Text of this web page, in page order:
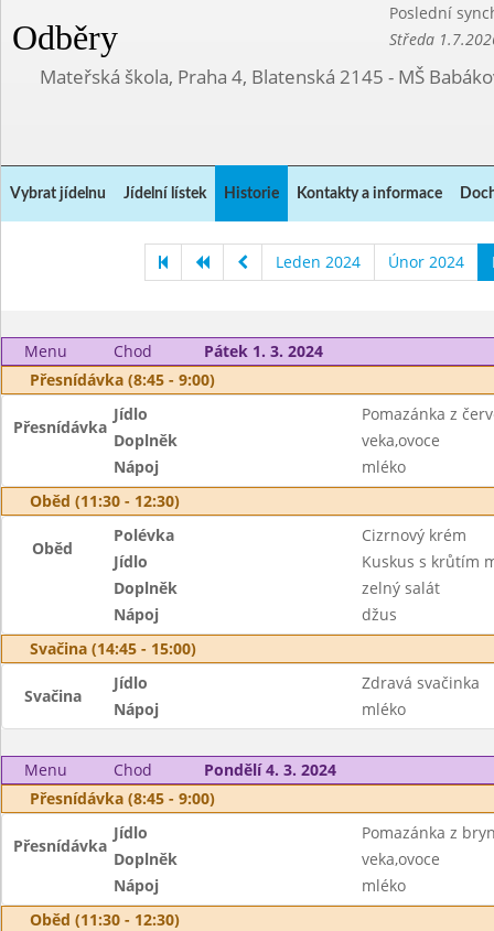
Odběry
Poslední
Středa
Mateřská škola, Praha 4, Blatenská 2145 - MŠ
Vybrat jídelnu Jídelní lístek Historie Kontakty a informace
Leden 2024 Únor 2024
Menu Chod
Pátek 1. 3. 2024
Přesnídávka (8:45 - 9:00)
Přesnídávka
Jídlo
Pomazánka z
Doplněk
veka,ovoce
Nápoj
mléko
Oběd (11:30 - 12:30)
Oběd
Polévka
Cizrnový krém
Jídlo
Kuskus s krůtím
Doplněk
zelný salát
Nápoj
džus
Svačina (14:45 - 15:00)
Svačina
Jídlo
Zdravá svačinka
Nápoj
mléko
Menu Chod
Pondělí 4. 3. 2024
Přesnídávka (8:45 - 9:00)
Přesnídávka
Jídlo
Pomazánka z
Doplněk
veka,ovoce
Nápoj
mléko
Oběd (11:30 - 12:30)